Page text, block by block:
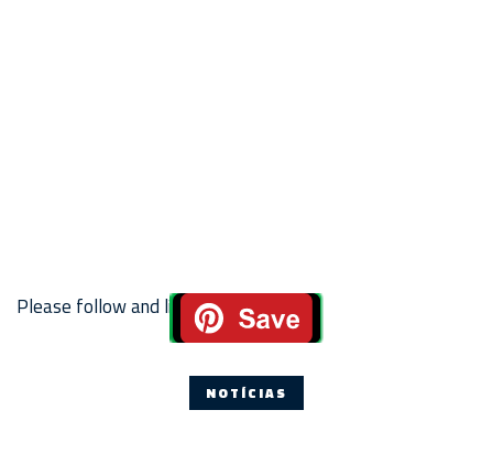
Please follow and like us:
NOTÍCIAS